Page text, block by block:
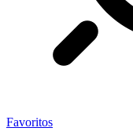
Favoritos